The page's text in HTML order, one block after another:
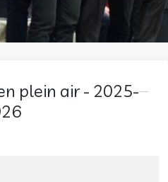
plein air - 2025-